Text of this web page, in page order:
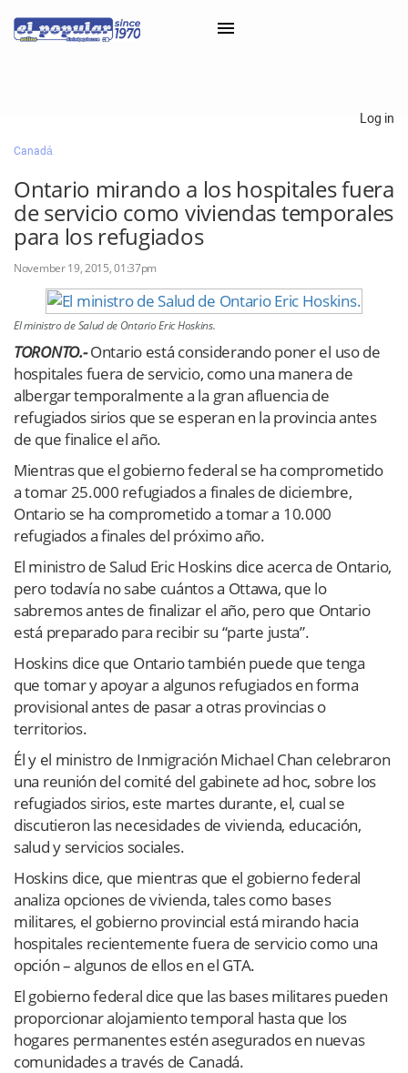
Classifieds
Categorías
Iniciar sesión con Clascal
Log in
Canadá
Ontario mirando a los hospitales fuera
de servicio como viviendas temporales
para los refugiados
November 19, 2015, 01:37pm
El ministro de Salud de Ontario Eric Hoskins.
TORONTO.- Ontario está considerando poner el uso de
hospitales fuera de servicio, como una manera de
albergar temporalmente a la gran afluencia de
refugiados sirios que se esperan en la provincia antes
de que finalice el año.
Mientras que el gobierno federal se ha comprometido
a tomar 25.000 refugiados a finales de diciembre,
Ontario se ha comprometido a tomar a 10.000
refugiados a finales del próximo año.
El ministro de Salud Eric Hoskins dice acerca de Ontario,
pero todavía no sabe cuántos a Ottawa, que lo
sabremos antes de finalizar el año, pero que Ontario
está preparado para recibir su “parte justa”.
Hoskins dice que Ontario también puede que tenga
que tomar y apoyar a algunos refugiados en forma
provisional antes de pasar a otras provincias o
territorios.
Él y el ministro de Inmigración Michael Chan celebraron
una reunión del comité del gabinete ad hoc, sobre los
refugiados sirios, este martes durante, el, cual se
discutieron las necesidades de vivienda, educación,
salud y servicios sociales.
Hoskins dice, que mientras que el gobierno federal
analiza opciones de vivienda, tales como bases
militares, el gobierno provincial está mirando hacia
hospitales recientemente fuera de servicio como una
opción – algunos de ellos en el GTA.
El gobierno federal dice que las bases militares pueden
proporcionar alojamiento temporal hasta que los
hogares permanentes estén asegurados en nuevas
comunidades a través de Canadá.